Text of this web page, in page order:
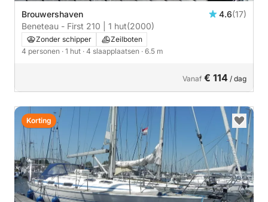
Brouwershaven 4.6(17)
Beneteau - First 210 | 1 hut(2000)
Zonder schipper
Zeilboten
4 personen · 1 hut · 4 slaapplaatsen · 6.5 m
Vanaf € 114 / dag
Korting